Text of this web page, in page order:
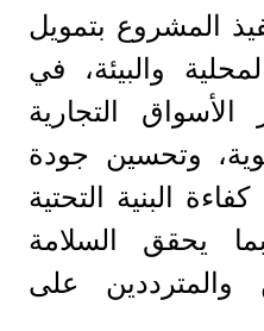
المشروع بتمويل
والبيئة، في
التجارية
وتحسين جودة
البنية التحتية
يحقق السلامة
والمترددين على